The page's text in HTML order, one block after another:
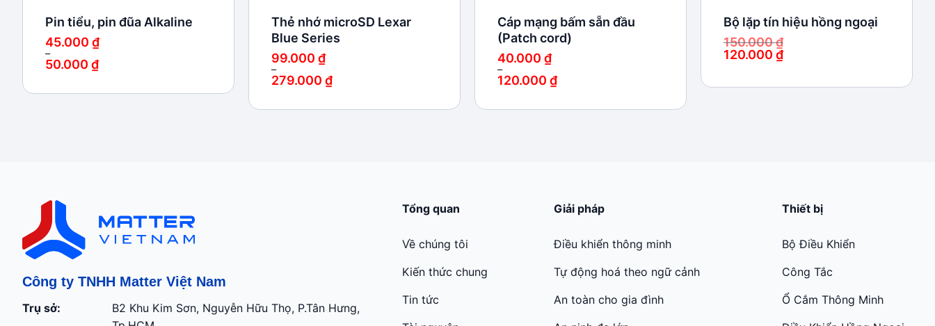
Pin tiểu, pin đũa Alkaline
45.000 ₫
–
50.000 ₫
từ
Thẻ nhớ microSD Lexar
Blue Series
99.000 ₫
–
279.000 ₫
từ
Cáp mạng bấm sẵn đầu
(Patch cord)
40.000 ₫
–
120.000 ₫
từ
Bộ lặp tín hiệu hồng ngoại
150.000₫
là:
120.000 ₫
tại
Công ty TNHH Matter Việt Nam
Trụ sở:
B2 Khu Kim Sơn, Nguyễn Hữu Thọ, P.Tân Hưng,
Tổng quan
Về chúng tôi
Kiến thức chung
Tin tức
Giải pháp
Điều khiển thông minh
Tự động hoá theo ngữ cảnh
An toàn cho gia đình
Thiết bị
Bộ Điều Khiển
Công Tắc
Ổ Cắm Thông Minh